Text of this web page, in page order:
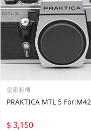
皇家相機
PRAKTICA MTL 5 For:M42
$ 3,150